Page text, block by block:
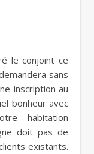
le conjoint ce
sans
inscription au
bonheur avec
habitation
doit pas de
existants.